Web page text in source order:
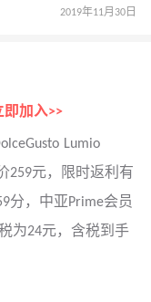
2019年11月30日
即加入>>
Lumio
259元，限时返利有
分，中亚Prime会员
为24元，含税到手